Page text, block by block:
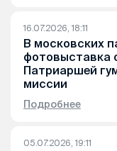
16.07.2026, 18:11
В московских
фотовыставка
Патриаршей
миссии
Подробнее
05.07.2026, 19:11